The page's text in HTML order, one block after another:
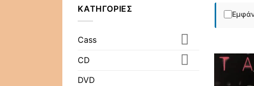
ΚΑΤΗΓΟΡΊΕΣ
Cass
CD
DVD